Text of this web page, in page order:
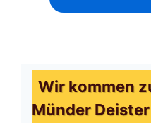
Wir kommen
Münder